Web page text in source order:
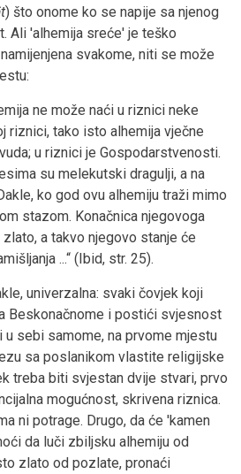
) što onome ko se napije sa njenog
Ali 'alhemija sreće' je teško
svakome, niti se može
ne može naći u riznici neke
riznici, tako isto alhemija vječne
u riznici je Gospodarstvenosti.
su melekutski dragulji, a na
ko god ovu alhemiju traži mimo
stazom. Konačnica njegovoga
a takvo njegovo stanje će
...“ (Ibid, str. 25).
univerzalna: svaki čovjek koji
Beskonačnome i postići svjesnost
sebi samome, na prvome mjestu
sa poslanikom vlastite religijske
treba biti svjestan dvije stvari, prvo
mogućnost, skrivena riznica.
ni potrage. Drugo, da će 'kamen
da luči zbiljsku alhemiju od
zlato od pozlate, pronaći